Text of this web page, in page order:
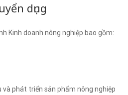
dụng
Kinh doanh nông nghiệp bao gồm:
và phát triển sản phẩm nông nghiệp